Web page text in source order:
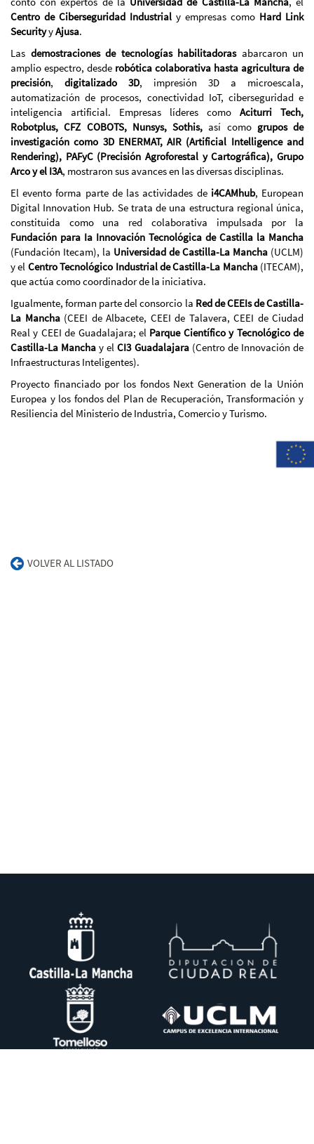
Centro de Ciberseguridad Industrial y empresas como Hard Link
SecurityyAjusa.
Las demostraciones de tecnologías habilitadorasabarcaron un
amplio espectro, desde robótica colaborativa hasta agricultura de
precisión, digitalizado 3D, impresión 3D a microescala,
automatización de procesos, conectividad IoT, ciberseguridad e
inteligencia artificial. Empresas líderes como Aciturri Tech,
Robotplus, CFZ COBOTS, Nunsys, Sothis, así comogrupos de
investigación como 3D ENERMAT, AIR (Artificial Intelligence and
Rendering), PAFyC (Precisión Agroforestal y Cartográfica), Grupo
Arco y el I3A, mostraron sus avances en las diversas disciplinas.
El evento forma parte de las actividades dei4CAMhub, European
Digital Innovation Hub. Se trata de una estructura regional única,
constituida como una red colaborativa impulsada por la
Fundación para Ia Innovación Tecnológica de Castilla la Mancha
(Fundación Itecam), la Universidad de Castilla-La Mancha (UCLM)
y el Centro Tecnológico Industrial de Castilla-La Mancha(ITECAM),
que actúa como coordinador de la iniciativa.
Igualmente, forman parte del consorcio la Red de CEEIs de Castilla-
La Mancha(CEEI de Albacete, CEEI de Talavera, CEEI de Ciudad
Real y CEEI de Guadalajara; el Parque Científico y Tecnológico de
Castilla-La Mancha y elCI3 Guadalajara(Centro de Innovación de
Infraestructuras Inteligentes).
Proyecto financiado por los fondos Next Generation de la Unión
Europea y los fondos del Plan de Recuperación, Transformación y
Resiliencia del Ministerio de Industria, Comercio y Turismo.
VOLVER AL LISTADO